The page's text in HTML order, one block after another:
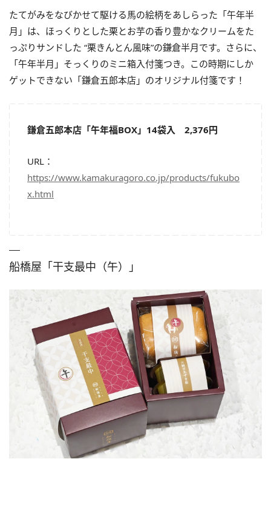
たてがみをなびかせて駆ける馬の絵柄をあしらった「午年半
⽉」は、ほっくりとした栗とお芋の香り豊かなクリームをた
っぷりサンドした “栗きんとん風味”の鎌倉半月です。さらに、
「午年半月」そっくりのミニ箱入付箋つき。この時期にしか
ゲットできない「鎌倉五郎本店」のオリジナル付箋です！
鎌倉五郎本店「午年福BOX」14袋入 2,376円
URL：
https://www.kamakuragoro.co.jp/products/fukubo
x.html
船橋屋「干支最中（午）」